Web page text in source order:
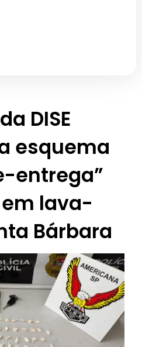
DISE
esquema
entrega”
lava-
Bárbara